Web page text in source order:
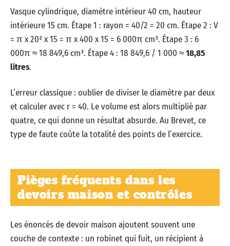
Vasque cylindrique, diamètre intérieur 40 cm, hauteur
intérieure 15 cm. Étape 1 : rayon = 40/2 = 20 cm. Étape 2 : V
= π x 20² x 15 = π x 400 x 15 = 6 000π cm³. Étape 3 : 6
000π ≈ 18 849,6 cm³. Étape 4 : 18 849,6 / 1 000 ≈18,85
litres.
L’erreur classique : oublier de diviser le diamètre par deux
et calculer avec r = 40. Le volume est alors multiplié par
quatre, ce qui donne un résultat absurde. Au Brevet, ce
type de faute coûte la totalité des points de l’exercice.
Pièges fréquents dans les
devoirs maison et contrôles
Les énoncés de devoir maison ajoutent souvent une
couche de contexte : un robinet qui fuit, un récipient à